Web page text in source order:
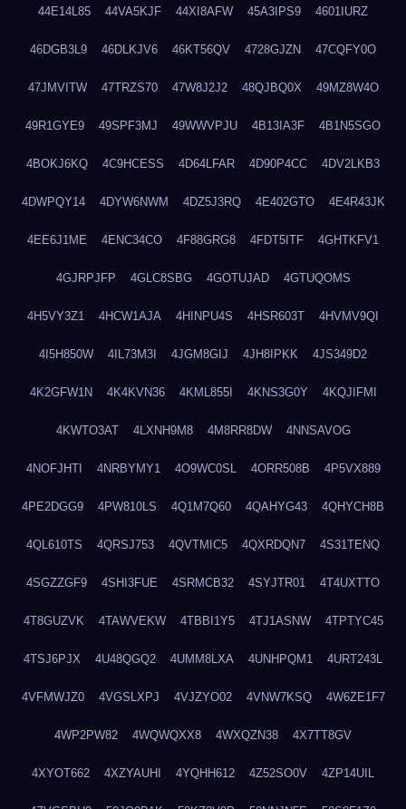
44E14L85 44VA5KJF 44XI8AFW 45A3IPS9 4601IURZ
46DGB3L9 46DLKJV6 46KT56QV 4728GJZN 47CQFY0O
47JMVITW 47TRZS70 47W8J2J2 48QJBQ0X 49MZ8W4O
49R1GYE9 49SPF3MJ 49WWVPJU 4B13IA3F 4B1N5SGO
4BOKJ6KQ 4C9HCESS 4D64LFAR 4D90P4CC 4DV2LKB3
4DWPQY14 4DYW6NWM 4DZ5J3RQ 4E402GTO 4E4R43JK
4EE6J1ME 4ENC34CO 4F88GRG8 4FDT5ITF 4GHTKFV1
4GJRPJFP 4GLC8SBG 4GOTUJAD 4GTUQOMS
4H5VY3Z1 4HCW1AJA 4HINPU4S 4HSR603T 4HVMV9QI
4I5H850W 4IL73M3I 4JGM8GIJ 4JH8IPKK 4JS349D2
4K2GFW1N 4K4KVN36 4KML855I 4KNS3G0Y 4KQJIFMI
4KWTO3AT 4LXNH9M8 4M8RR8DW 4NNSAVOG
4NOFJHTI 4NRBYMY1 4O9WC0SL 4ORR508B 4P5VX889
4PE2DGG9 4PW810LS 4Q1M7Q60 4QAHYG43 4QHYCH8B
4QL610TS 4QRSJ753 4QVTMIC5 4QXRDQN7 4S31TENQ
4SGZZGF9 4SHI3FUE 4SRMCB32 4SYJTR01 4T4UXTTO
4T8GUZVK 4TAWVEKW 4TBBI1Y5 4TJ1ASNW 4TPTYC45
4TSJ6PJX 4U48QGQ2 4UMM8LXA 4UNHPQM1 4URT243L
4VFMWJZ0 4VGSLXPJ 4VJZYO02 4VNW7KSQ 4W6ZE1F7
4WP2PW82 4WQWQXX8 4WXQZN38 4X7TT8GV
4XYOT662 4XZYAUHI 4YQHH612 4Z52SO0V 4ZP14UIL